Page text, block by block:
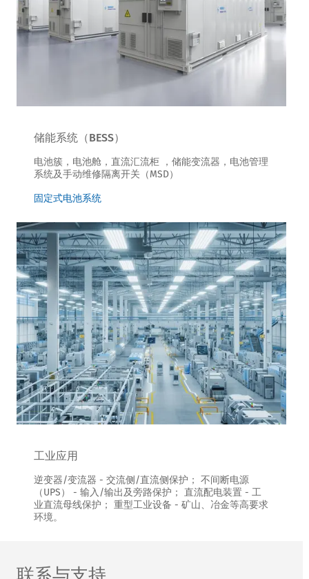
储能系统（BESS）
电池簇，电池舱，直流汇流柜 ，储能变流器，电池管理
系统及手动维修隔离开关（MSD）
固定式电池系统
工业应用
逆变器/变流器 - 交流侧/直流侧保护； 不间断电源
（UPS） - 输入/输出及旁路保护； 直流配电装置 - 工
业直流母线保护； 重型工业设备 - 矿山、冶金等高要求
环境。